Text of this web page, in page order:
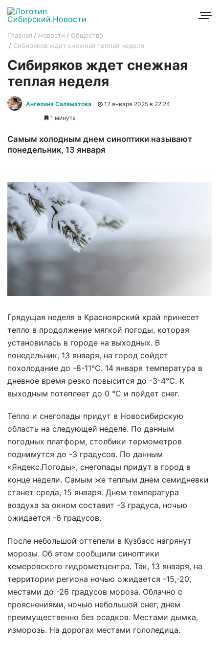
Главная Новости
Общество
Сибиряков ждет снежная теплая неделя
Сибиряков ждет снежная
теплая неделя
Ангелина Саламатова
12 января 2025 в 22:24
1 минута
Самым холодным днем синоптики называют
понедельник, 13 января
Грядущая неделя в Красноярский край принесет
тепло в продолжение мягкой погоды, которая
установилась в городе на выходных. В
понедельник, 13 января, на город сойдет
похолодание до -8-11°С. 14 января температура в
дневное время резко повысится до -3-4°С. К
выходным потеплеет до 0 °C и пойдет снег.
Тепло и снегопады придут в Новосибирскую
область на следующей неделе. По данным
погодных платформ, столбики термометров
поднимутся до -3 градусов. По данным
«Яндекс.Погоды», снегопады придут в город в
конце недели. Самым же теплым днем семидневки
станет среда, 15 января. Днем температура
воздуха за окном составит -3 градуса, ночью
ожидается -6 градусов.
После небольшой оттепели в Кузбасс нагрянут
морозы. Об этом сообщили синоптики
кемеровского гидрометцентра. Так, 13 января, на
территории региона ночью ожидается -15,-20,
местами до -26 градусов мороза. Облачно с
прояснениями, ночью небольшой снег, днем
преимущественно без осадков. Местами дымка,
изморозь. На дорогах местами гололедица.